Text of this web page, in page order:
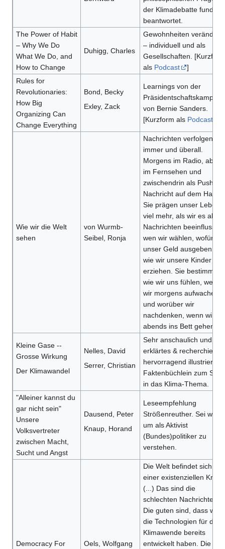
der Klimadebatte fundiert
beantwortet.
The Power of Habit
– Why We Do
What We Do, and
How to Change
Duhigg, Charles
Gewohnheiten verändern
– individuell und als
Gesellschaften. [Kurzform
als Podcast
]
Rules for
Revolutionaries:
How Big
Organizing Can
Change Everything
Bond, Becky
Exley, Zack
Learnings von der
von Bernie Sanders.
[Kurzform als Podcast
Wie wir die Welt
sehen
von Wurmb-
Seibel, Ronja
Nachrichten verfolgen
immer und überall.
Morgens im Radio,
im Fernsehen und
zwischendrin als Push-
Nachricht auf dem Handy.
Sie prägen unser Leben
viel mehr, als wir es
Nachrichten beeinflussen
wen wir wählen, wofür wir
unser Geld ausgeben
wie wir unsere Kinder
erziehen. Sie bestimmen,
wie wir uns fühlen, wenn
wir morgens aufwachen
und worüber wir
nachdenken, wenn wir
abends ins Bett gehen.
Kleine Gase --
Grosse Wirkung
Der Klimawandel
Nelles, David
Serrer, Christian
Sehr anschaulich und gut
erklärtes &
hervorragend illustriertes
Faktenbüchlein zum Start
in das Klima-Thema.
"Alleiner kannst du
gar nicht sein"
Unsere
Volksvertreter
zwischen Macht,
Sucht und Angst
Dausend, Peter
Knaup, Horand
Leseempfehlung
Strößenreuther. Sei
um als Aktivist
(Bundes)politiker zu
verstehen.
Democracy For
Oels, Wolfgang
Die Welt befindet sich in
einer existenziellen Krise:
(...) Das sind die
schlechten Nachrichten.
Die guten sind, dass wir
die Technologien für die
Klimawende bereits
entwickelt haben. Die